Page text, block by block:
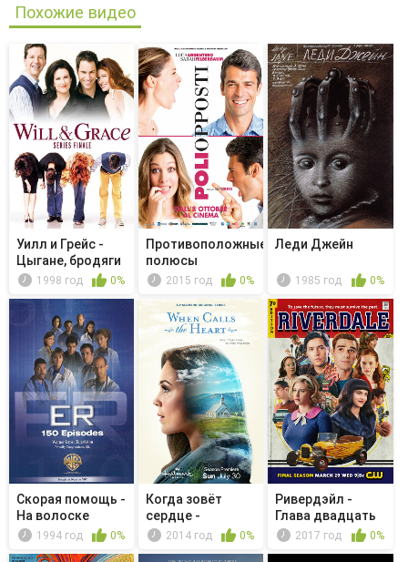
Похожие видео
Уилл и Грейс -
Цыгане, бродяги
и сорняки
1998 год 0%
Противоположные
полюсы
2015 год 0%
Леди Джейн
1985 год 0%
Скорая помощь -
На волоске
1994 год 0%
Когда зовёт
сердце -
Сердечное
2014 год 0%
Ривердэйл -
Глава двадцать
третья. Шк...
2017 год 0%